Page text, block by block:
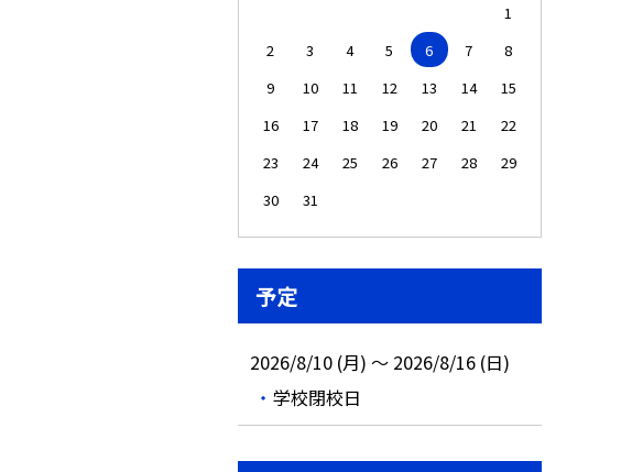
1
2
3 4 5 6 7
8
9
10 11 12 13 14
15
16
17 18 19 20 21
22
23
24 25 26 27 28
29
30
31
予定
2026/8/10 (月) ～ 2026/8/16 (日)
学校閉校日